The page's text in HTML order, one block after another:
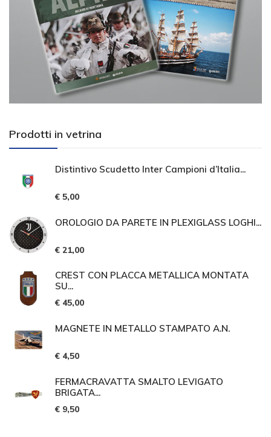
Prodotti in vetrina
Distintivo Scudetto Inter Campioni d’Italia...
€ 5,00
OROLOGIO DA PARETE IN PLEXIGLASS LOGHI...
€ 21,00
CREST CON PLACCA METALLICA MONTATA
SU...
€ 45,00
MAGNETE IN METALLO STAMPATO A.N.
€ 4,50
FERMACRAVATTA SMALTO LEVIGATO
BRIGATA...
€ 9,50